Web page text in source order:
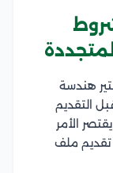
هندسة
التقديم
الأمر
تقديم ملف